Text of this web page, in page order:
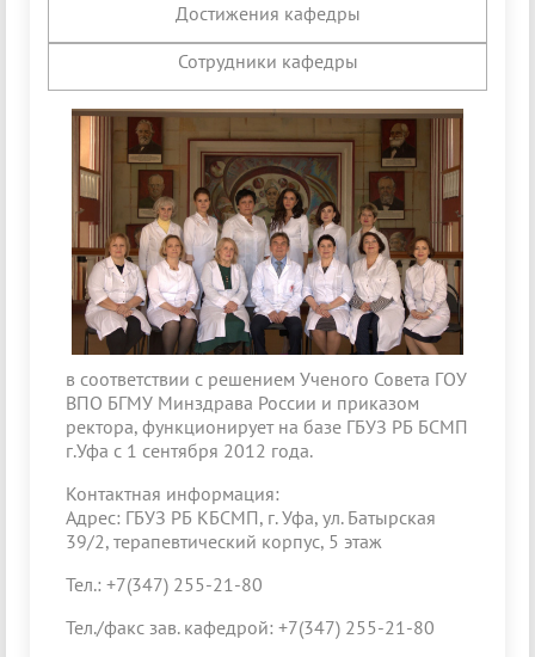
Достижения кафедры
Сотрудники кафедры
в соответствии с решением Ученого Совета ГОУ
ВПО БГМУ Минздрава России и приказом
ректора, функционирует на базе ГБУЗ РБ БСМП
г.Уфа с 1 сентября 2012 года.
Контактная информация:
Адрес: ГБУЗ РБ КБСМП, г. Уфа, ул. Батырская
39/2, терапевтический корпус, 5 этаж
Тел.: +7(347) 255-21-80
Тел./факс зав. кафедрой: +7(347) 255-21-80